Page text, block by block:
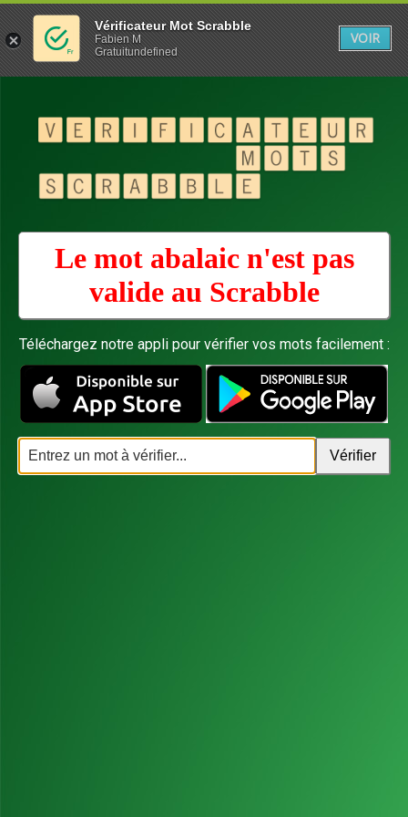
Le mot abalaic n'est pas
valide au Scrabble
Téléchargez notre appli pour vérifier vos mots facilement :
Vérificateur Mot Scrabble
Fabien M
Gratuitundefined
VOIR